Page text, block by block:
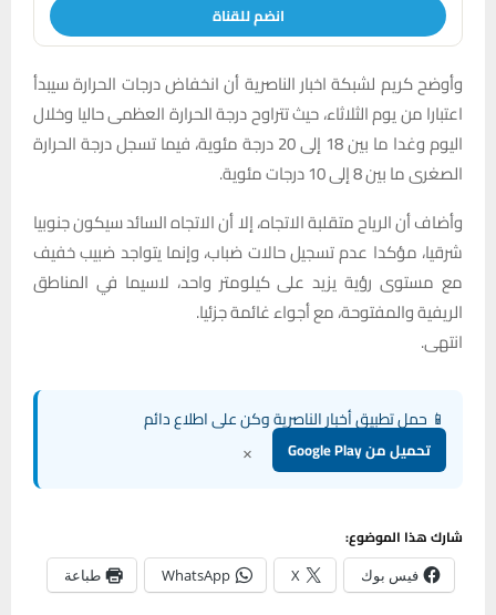
انضم للقناة
وأوضح كريم لشبكة اخبار الناصرية أن انخفاض درجات الحرارة سيبدأ
اعتبارا من يوم الثلاثاء، حيث تتراوح درجة الحرارة العظمى حاليا وخلال
اليوم وغدا ما بين 18 إلى 20 درجة مئوية، فيما تسجل درجة الحرارة
الصغرى ما بين 8 إلى 10 درجات مئوية.
وأضاف أن الرياح متقلبة الاتجاه، إلا أن الاتجاه السائد سيكون جنوبيا
شرقيا، مؤكدا عدم تسجيل حالات ضباب، وإنما يتواجد ضبيب خفيف
مع مستوى رؤية يزيد على كيلومتر واحد، لاسيما في المناطق
الريفية والمفتوحة، مع أجواء غائمة جزئيا.
انتهى.
📱 حمل تطبيق أخبار الناصرية وكن على اطلاع دائم
تحميل من Google Play ×
شارك هذا الموضوع:
فيس بوك X
WhatsApp طباعة